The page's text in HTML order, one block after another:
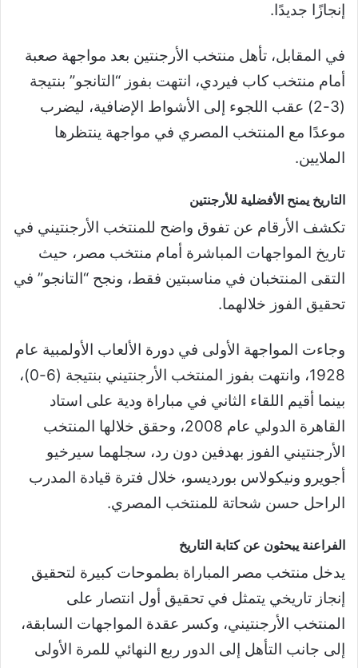
إنجازًا جديدًا.
في المقابل، تأهل منتخب الأرجنتين بعد مواجهة صعبة
أمام منتخب كاب فيردي، انتهت بفوز “التانجو” بنتيجة
(3-2) عقب اللجوء إلى الأشواط الإضافية، ليضرب
موعدًا مع المنتخب المصري في مواجهة ينتظرها
الملايين.
التاريخ يمنح الأفضلية للأرجنتين
تكشف الأرقام عن تفوق واضح للمنتخب الأرجنتيني في
تاريخ المواجهات المباشرة أمام منتخب مصر، حيث
التقى المنتخبان في مناسبتين فقط، ونجح “التانجو” في
تحقيق الفوز خلالهما.
وجاءت المواجهة الأولى في دورة الألعاب الأولمبية عام
1928، وانتهت بفوز المنتخب الأرجنتيني بنتيجة (6-0)،
بينما أقيم اللقاء الثاني في مباراة ودية على استاد
القاهرة الدولي عام 2008، وحقق خلالها المنتخب
الأرجنتيني الفوز بهدفين دون رد، سجلهما سيرخيو
أجويرو ونيكولاس بورديسو، خلال فترة قيادة المدرب
الراحل حسن شحاتة للمنتخب المصري.
الفراعنة يبحثون عن كتابة التاريخ
يدخل منتخب مصر المباراة بطموحات كبيرة لتحقيق
إنجاز تاريخي يتمثل في تحقيق أول انتصار على
المنتخب الأرجنتيني، وكسر عقدة المواجهات السابقة،
إلى جانب التأهل إلى الدور ربع النهائي للمرة الأولى